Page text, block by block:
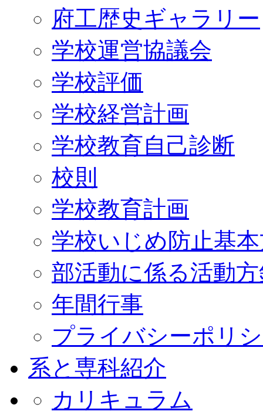
府工歴史ギャラリー
学校運営協議会
学校評価
学校経営計画
学校教育自己診断
校則
学校教育計画
学校いじめ防止基
部活動に係る活動
年間行事
プライバシーポリ
系と専科紹介
カリキュラム